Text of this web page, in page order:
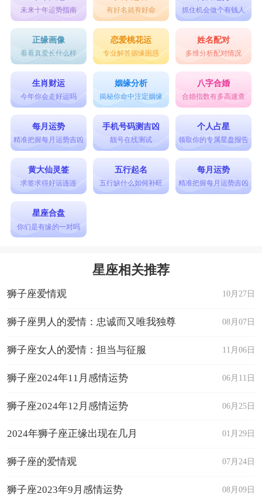
未来十年运势指南 有好名就有好命 抓住机会做个有钱人
正缘画像
看看真爱长什么样
恋爱桃花运
专业解答姻缘困惑
姓名配对
多维分析配对情况
生肖财运
今年你会走好运吗
姻缘分析
揭秘你命中注定姻缘
八字合婚
合婚指数有多高速查
每月运势
精准把握每月运势吉凶
手机号码测吉凶
靓号在线测试
个人占星
领取你的专属星盘报告
黄大仙灵签
求签求得好运连连
五行起名
五行缺什么如何补旺
每月运势
精准把握每月运势吉凶
星座合盘
你们是有缘的一对吗
星座相关推荐
10月27日
狮子座爱情观
08月07日
狮子座男人的爱情：忠诚而又唯我独尊
11月06日
狮子座女人的爱情：担当与征服
06月11日
狮子座2024年11月感情运势
06月25日
狮子座2024年12月感情运势
01月29日
2024年狮子座正缘出现在几月
07月24日
狮子座的爱情观
08月09日
狮子座2023年9月感情运势